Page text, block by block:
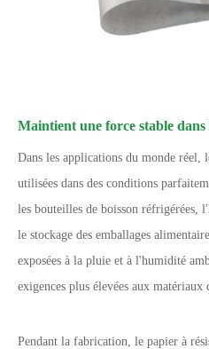
Maintient une force stable
Dans les applications du monde réel,
utilisées dans des conditions
les bouteilles de boisson réfrigérées,
le stockage des emballages
exposées à la pluie et à l'humidité
exigences plus élevées aux matériaux
Pendant la fabrication, le papier à